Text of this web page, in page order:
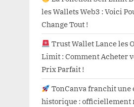
les Wallets Web3 : Voici
Change Tout !
Trust Wallet Lance les
Limit : Comment Acheter
Prix Parfait !
TonCanva franchit une
historique : officiellement